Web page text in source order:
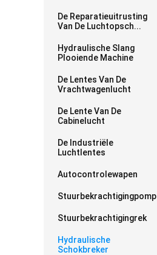
De Reparatieuitrusting
Van De Luchtopsch...
Hydraulische Slang
Plooiende Machine
De Lentes Van De
Vrachtwagenlucht
De Lente Van De
Cabinelucht
De Industriële
Luchtlentes
Autocontrolewapen
Stuurbekrachtigingpomp
Stuurbekrachtigingrek
Hydraulische
Schokbreker